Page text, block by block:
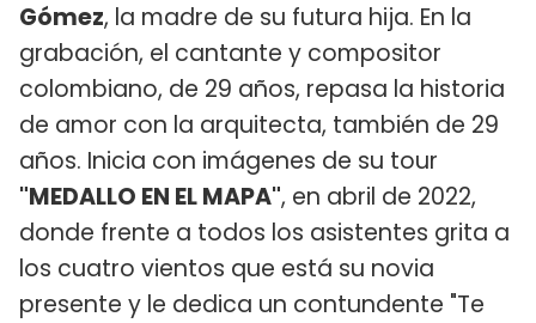
Gómez, la madre de su futura hija. En la
grabación, el cantante y compositor
colombiano, de 29 años, repasa la historia
de amor con la arquitecta, también de 29
años. Inicia con imágenes de su tour
"MEDALLO EN EL MAPA", en abril de 2022,
donde frente a todos los asistentes grita a
los cuatro vientos que está su novia
presente y le dedica un contundente "Te